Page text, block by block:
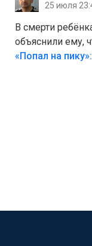
25 июля
В смерти
объяснили ему,
Лезть через